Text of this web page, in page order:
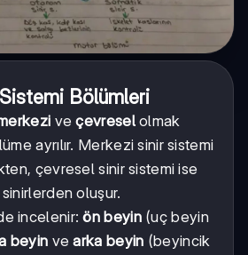
Bölümleri
veçevreselolmak
ayrılır. Merkezi sinir sistemi
çevresel sinir sistemi ise
oluşur.
incelenir:ön beyin(uç beyin
beyin vearka beyin (beyincik